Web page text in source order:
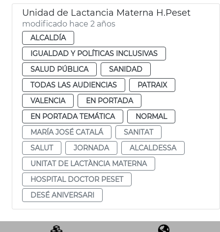
Unidad de Lactancia Materna H.Peset
modificado hace 2 años
ALCALDÍA
IGUALDAD Y POLÍTICAS INCLUSIVAS
SALUD PÚBLICA
SANIDAD
TODAS LAS AUDIENCIAS
PATRAIX
VALENCIA
EN PORTADA
EN PORTADA TEMÁTICA
NORMAL
MARÍA JOSÉ CATALÁ
SANITAT
SALUT
JORNADA
ALCALDESSA
UNITAT DE LACTÀNCIA MATERNA
HOSPITAL DOCTOR PESET
DESÉ ANIVERSARI